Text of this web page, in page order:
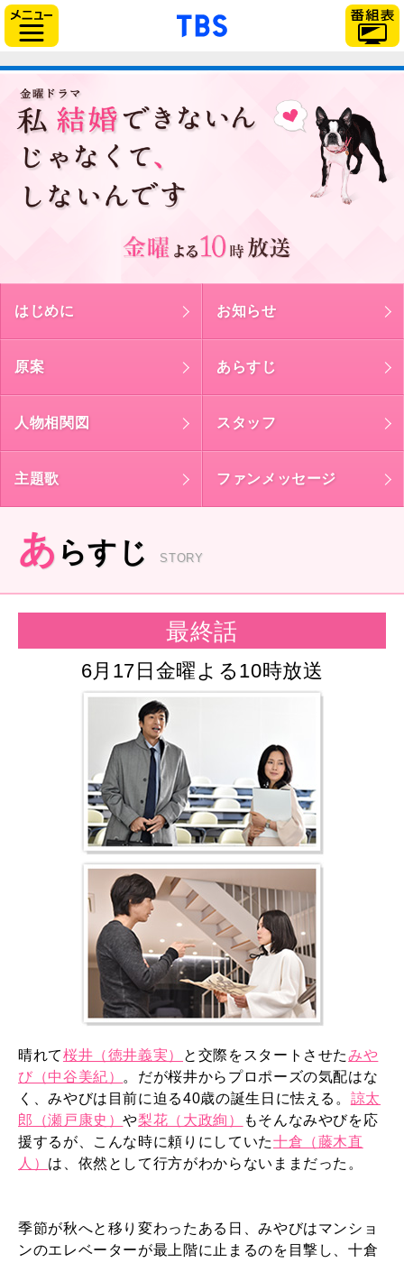
「TBSテレビ」トップ
はじめに お知らせ
原案 あらすじ
人物相関図 スタッフ
主題歌 ファンメッセージ
あ らすじ STORY
最終話
6月17日金曜よる10時放送
晴れて桜井（徳井義実） と交際をスタートさせたみや
び（中谷美紀） 。だが桜井からプロポーズの気配はな
く、みやびは目前に迫る40歳の誕生日に怯える。 諒太
郎（瀬戸康史）や梨花（大政絢）
もそんなみやびを応
援するが、こんな時に頼りにしていた十倉（藤木直
人） は、依然として行方がわからないままだった。
季節が秋へと移り変わったある日、みやびはマンショ
ンのエレベーターが最上階に止まるのを目撃し、十倉